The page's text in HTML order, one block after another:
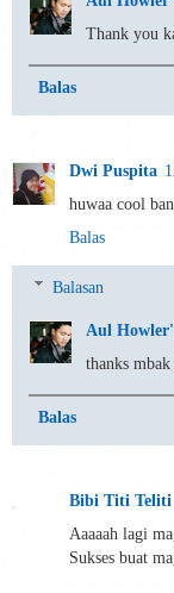
Thank you
Balas
Dwi Puspita
huwaa cool
Balas
Balasan
Aul
thanks
Balas
Bibi Titi Teliti
Aaaaah lagi
Sukses buat